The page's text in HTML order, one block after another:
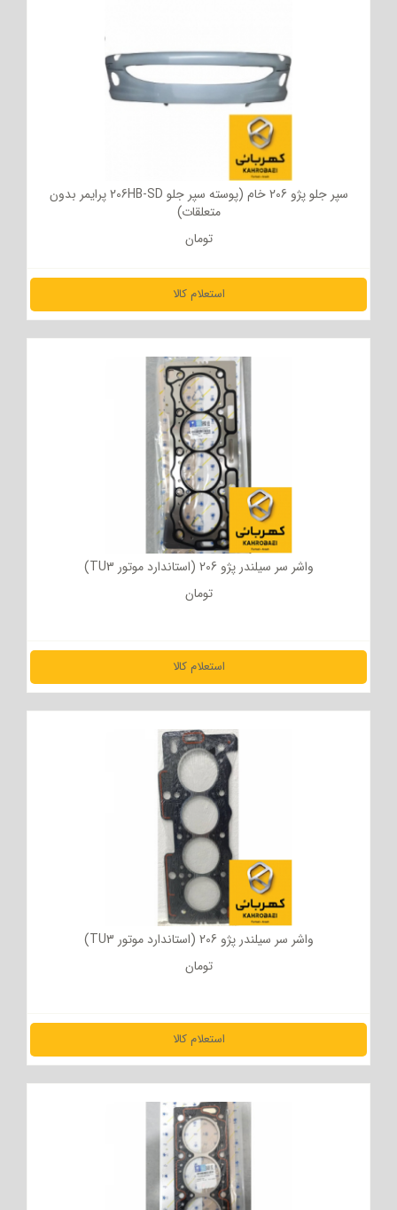
سپر جلو پژو 206 خام (پوسته سپر جلو 206HB-SD پرایمر بدون
متعلقات)
تومان
استعلام کالا
مشاهده جزئیات
واشر سر سیلندر پژو 206 (استاندارد موتور TU3)
تومان
استعلام کالا
مشاهده جزئیات
واشر سر سیلندر پژو 206 (استاندارد موتور TU3)
تومان
استعلام کالا
مشاهده جزئیات